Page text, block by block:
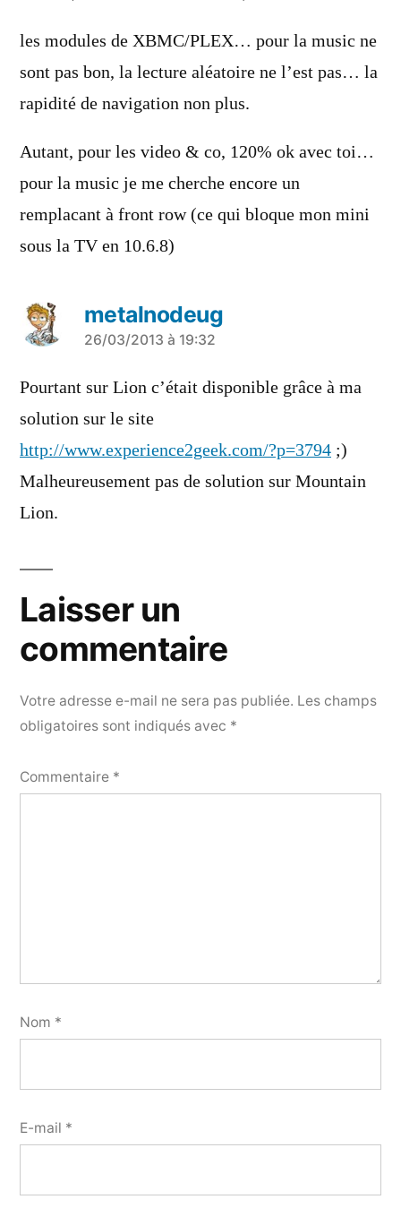
les modules de XBMC/PLEX… pour la music ne
sont pas bon, la lecture aléatoire ne l’est pas… la
rapidité de navigation non plus.
Autant, pour les video & co, 120% ok avec toi…
pour la music je me cherche encore un
remplacant à front row (ce qui bloque mon mini
sous la TV en 10.6.8)
metalnodeug
a
dit :
26/03/2013 à 19:32
Pourtant sur Lion c’était disponible grâce à ma
solution sur le site
http://www.experience2geek.com/?p=3794 ;)
Malheureusement pas de solution sur Mountain
Lion.
Laisser un
commentaire
Votre adresse e-mail ne sera pas publiée. Les champs
obligatoires sont indiqués avec *
Commentaire *
Nom *
E-mail *